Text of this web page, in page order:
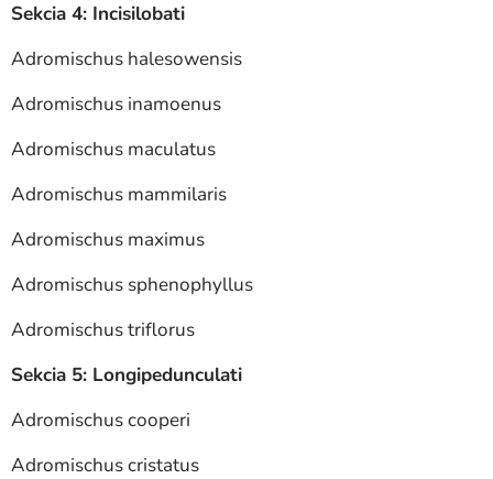
Sekcia 4: Incisilobati
Adromischus halesowensis
Adromischus inamoenus
Adromischus maculatus
Adromischus mammilaris
Adromischus maximus
Adromischus sphenophyllus
Adromischus triflorus
Sekcia 5: Longipedunculati
Adromischus cooperi
Adromischus cristatus